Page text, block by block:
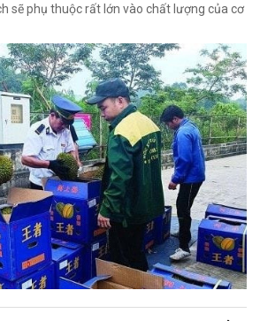
sẽ phụ thuộc rất lớn vào chất lượng của cơ